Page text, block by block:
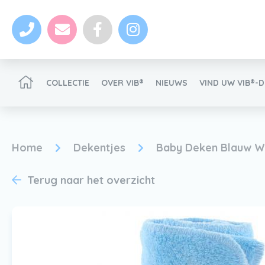
VIB®-Dealer worden
COLLECTIE OVER VIB® NIEUWS VIND UW VIB®-
Home Dekentjes Baby Deken Blauw
Terug naar het overzicht